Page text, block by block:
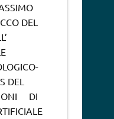
DEL
DEL
DI